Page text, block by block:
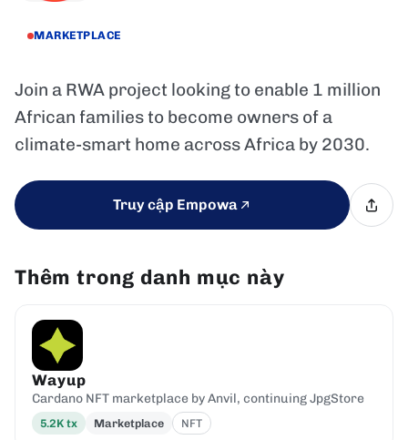
MARKETPLACE
Join a RWA project looking to enable 1 million
African families to become owners of a
climate-smart home across Africa by 2030.
Truy cập Empowa
Thêm trong danh mục này
Wayup
Cardano NFT marketplace by Anvil, continuing JpgStore
5.2K tx Marketplace NFT